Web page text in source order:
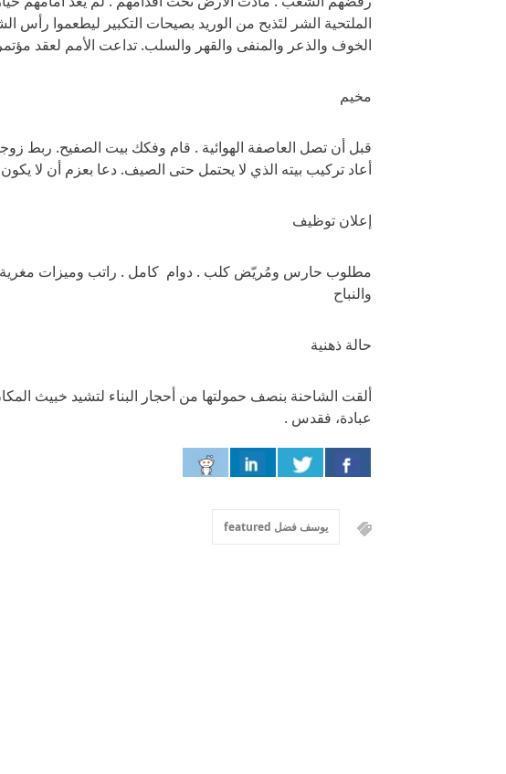
الملتحية الشر لتَذبح من الوريد بصيحات التكبير ليطعموا رأس
الخوف والذعر والمنفى والقهر والسلب. تداعت الأمم لعقد
مخيم
قبل أن تصل العاصفة الهوائية . قام وفكك بيت الصفيح. ربط
أعاد تركيب بيته الذي لا يحتمل حتى الصيف. دعا بعزم أن لا
إعلان توظيف
مطلوب حارس ومُريّض كلب . دوام كامل . راتب وميزات
والنباح
حالة ذهنية
ألقت الشاحنة بنصف حمولتها من أحجار البناء لتشيد خبيث
عبادة، فقدس .
يوسف فضل featured